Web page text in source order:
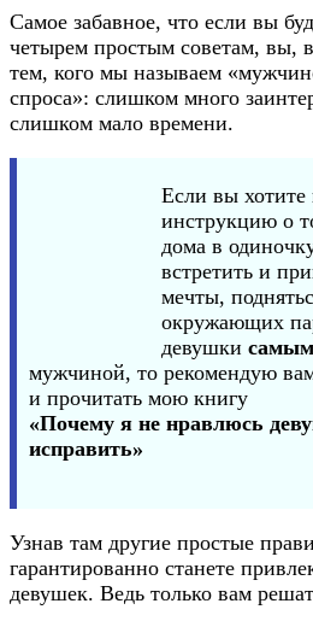
Самое забавное, что если вы
четырем простым советам, вы,
тем, кого мы называем
спроса»: слишком много
слишком мало времени.
Если вы
инструкцию о
дома в
встретить и
мечты,
окружающих
девушки
мужчиной, то рекомендую
и прочитать мою книгу
«Почему я не нравлюсь
исправить»
Узнав там другие простые
гарантированно станете
девушек. Ведь только вам